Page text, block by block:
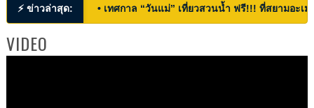
⚡ ข่าวล่าสุด: • เทศกาล “วันแม่” เที่ยวสวนน้ำ ฟรี!!! ที่สยามอะ
VIDEO